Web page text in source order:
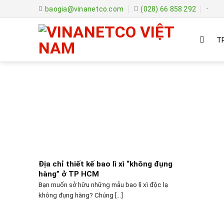
to
baogia@vinanetco.com (028) 66 858 292 -
Địa chỉ thiết kế bao lì xì “không đụng
hàng” ở TP HCM
Bạn muốn sở hữu những mẫu bao lì xì độc lạ
không đụng hàng? Chúng [...]